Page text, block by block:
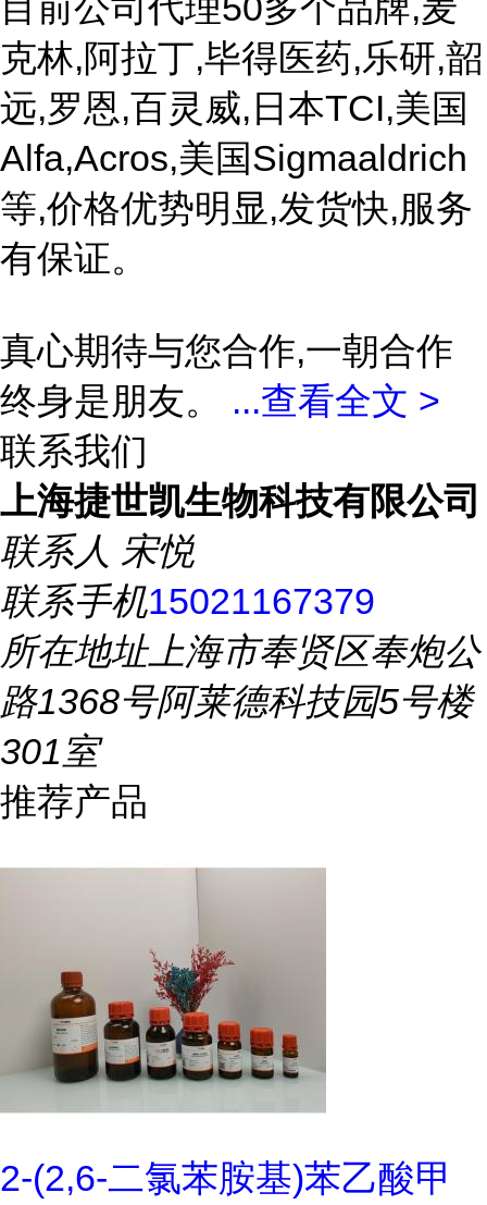
克林,阿拉丁,毕得医药,乐研,韶
远,罗恩,百灵威,日本TCI,美国
Alfa,Acros,美国Sigmaaldrich
等,价格优势明显,发货快,服务
有保证。
真心期待与您合作,一朝合作
终身是朋友。 ...查看全文 >
联系我们
上海捷世凯生物科技有限公司
联系人 宋悦
联系手机15021167379
所在地址上海市奉贤区奉炮公
路1368号阿莱德科技园5号楼
301室
推荐产品
2-(2,6-二氯苯胺基)苯乙酸甲